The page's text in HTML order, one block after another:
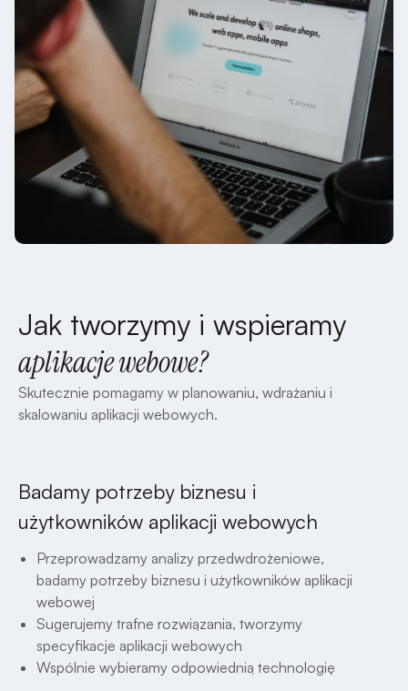
Jak tworzymy i wspieramy
aplikacje webowe?
Skutecznie pomagamy w planowaniu, wdrażaniu i
skalowaniu aplikacji webowych.
Badamy potrzeby biznesu i
użytkowników aplikacji webowych
Przeprowadzamy analizy przedwdrożeniowe,
badamy potrzeby biznesu i użytkowników aplikacji
webowej
Sugerujemy trafne rozwiązania, tworzymy
specyfikacje aplikacji webowych
Wspólnie wybieramy odpowiednią technologię